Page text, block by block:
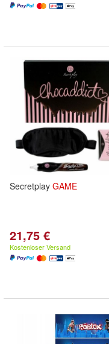
Secretplay GAME
21,75 €
Kostenloser Versand